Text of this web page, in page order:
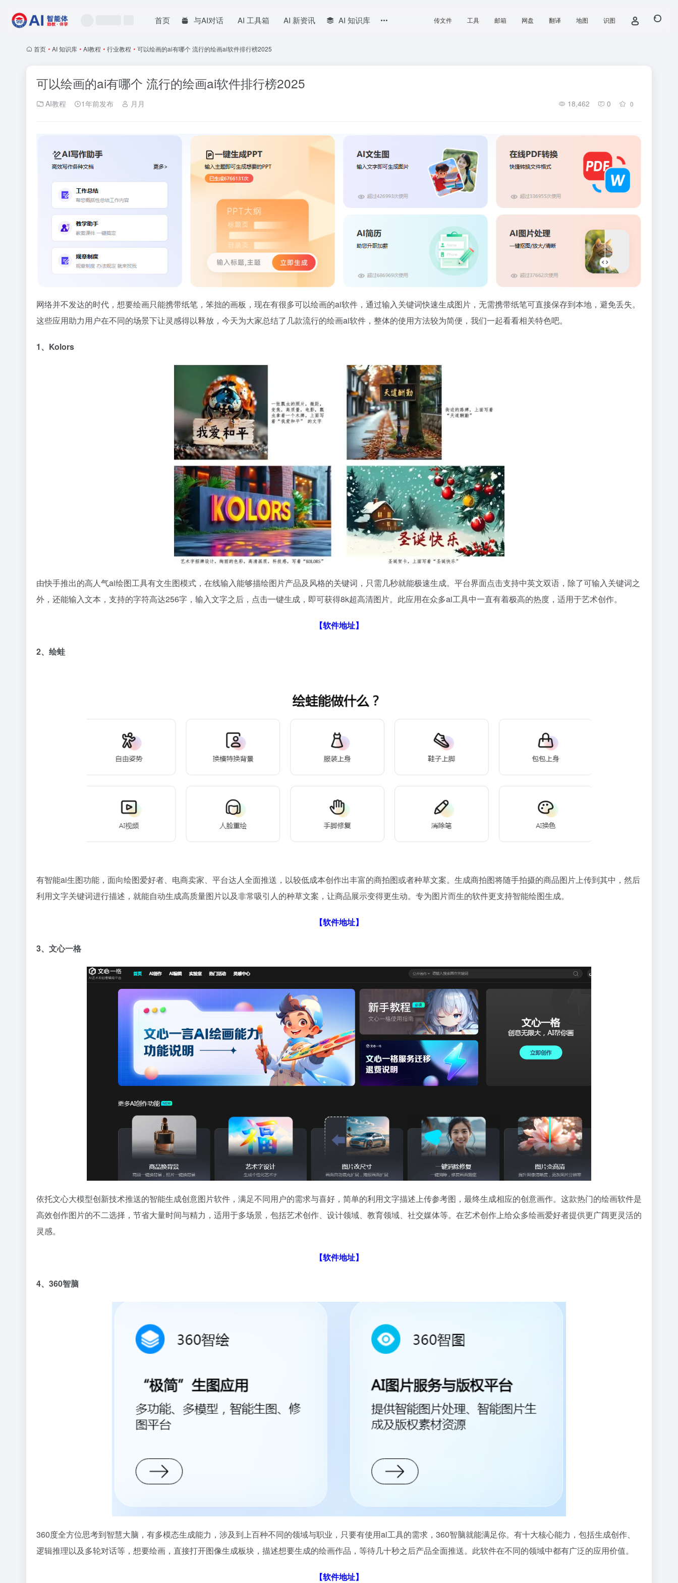
首页 与AI对话 AI 工具箱 AI 新资讯 AI 知识库 传文件 工具 邮箱 网盘 翻译 地图 识图
首页 • AI 知识库 • AI教程 • 行业教程 • 可以绘画的ai有哪个 流行的绘画ai软件排行榜2025
可以绘画的ai有哪个 流行的绘画ai软件排行榜2025
AI教程 1年前发布 月月 18,462 0 0
网络并不发达的时代，想要绘画只能携带纸笔，笨拙的画板，现在有很多可以绘画的ai软件，通过输入关键词快速生成图片，无需携带纸笔可直接保存到本地，避免丢失。
这些应用助力用户在不同的场景下让灵感得以释放，今天为大家总结了几款流行的绘画ai软件，整体的使用方法较为简便，我们一起看看相关特色吧。
1、Kolors
由快手推出的高人气ai绘图工具有文生图模式，在线输入能够描绘图片产品及风格的关键词，只需几秒就能极速生成。平台界面点击支持中英文双语，除了可输入关键词之
外，还能输入文本，支持的字符高达256字，输入文字之后，点击一键生成，即可获得8k超高清图片。此应用在众多ai工具中一直有着极高的热度，适用于艺术创作。
【软件地址】
2、绘蛙
有智能ai生图功能，面向绘图爱好者、电商卖家、平台达人全面推送，以较低成本创作出丰富的商拍图或者种草文案。生成商拍图将随手拍摄的商品图片上传到其中，然后
利用文字关键词进行描述，就能自动生成高质量图片以及非常吸引人的种草文案，让商品展示变得更生动。专为图片而生的软件更支持智能绘图生成。
【软件地址】
3、文心一格
依托文心大模型创新技术推送的智能生成创意图片软件，满足不同用户的需求与喜好，简单的利用文字描述上传参考图，最终生成相应的创意画作。这款热门的绘画软件是
高效创作图片的不二选择，节省大量时间与精力，适用于多场景，包括艺术创作、设计领域、教育领域、社交媒体等。在艺术创作上给众多绘画爱好者提供更广阔更灵活的
灵感。
【软件地址】
4、360智脑
360度全方位思考到智慧大脑，有多模态生成能力，涉及到上百种不同的领域与职业，只要有使用ai工具的需求，360智脑就能满足你。有十大核心能力，包括生成创作、
逻辑推理以及多轮对话等，想要绘画，直接打开图像生成板块，描述想要生成的绘画作品，等待几十秒之后产品全面推送。此软件在不同的领域中都有广泛的应用价值。
【软件地址】